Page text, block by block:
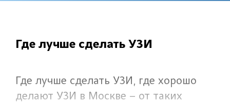
Где лучше сделать УЗИ
Где лучше сделать УЗИ, где хорошо
делают УЗИ в Москве – от таких